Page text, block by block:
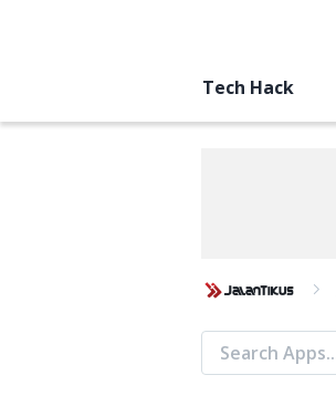
Tech Hack